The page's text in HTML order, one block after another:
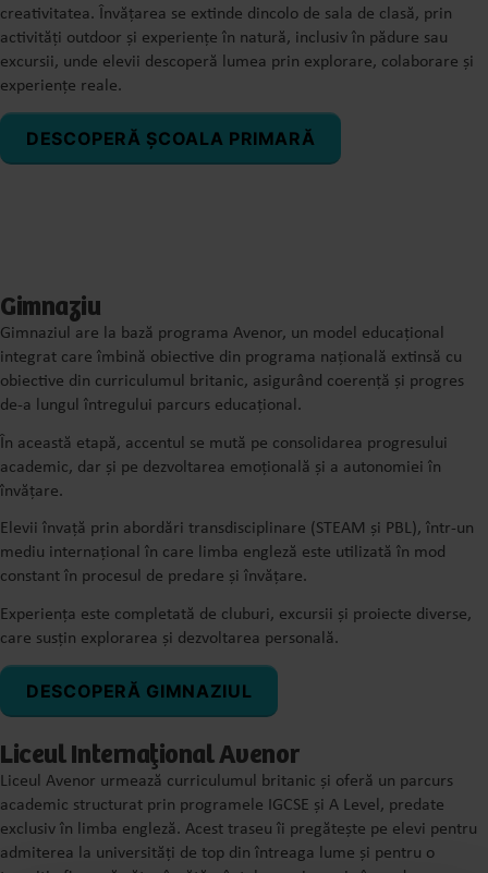
creativitatea. Învățarea se extinde dincolo de sala de clasă, prin
activități outdoor și experiențe în natură, inclusiv în pădure sau
excursii, unde elevii descoperă lumea prin explorare, colaborare și
experiențe reale.
DESCOPERĂ ȘCOALA PRIMARĂ
Gimnaziu
Gimnaziul are la bază programa Avenor, un model educațional
integrat care îmbină obiective din programa națională extinsă cu
obiective din curriculumul britanic, asigurând coerență și progres
de-a lungul întregului parcurs educațional.
În această etapă, accentul se mută pe consolidarea progresului
academic, dar și pe dezvoltarea emoțională și a autonomiei în
învățare.
Elevii învață prin abordări transdisciplinare (STEAM și PBL), într-un
mediu internațional în care limba engleză este utilizată în mod
constant în procesul de predare și învățare.
Experiența este completată de cluburi, excursii și proiecte diverse,
care susțin explorarea și dezvoltarea personală.
DESCOPERĂ GIMNAZIUL
Liceul Internațional Avenor
Liceul Avenor urmează curriculumul britanic și oferă un parcurs
academic structurat prin programele IGCSE și A Level, predate
exclusiv în limba engleză. Acest traseu îi pregătește pe elevi pentru
admiterea la universități de top din întreaga lume și pentru o